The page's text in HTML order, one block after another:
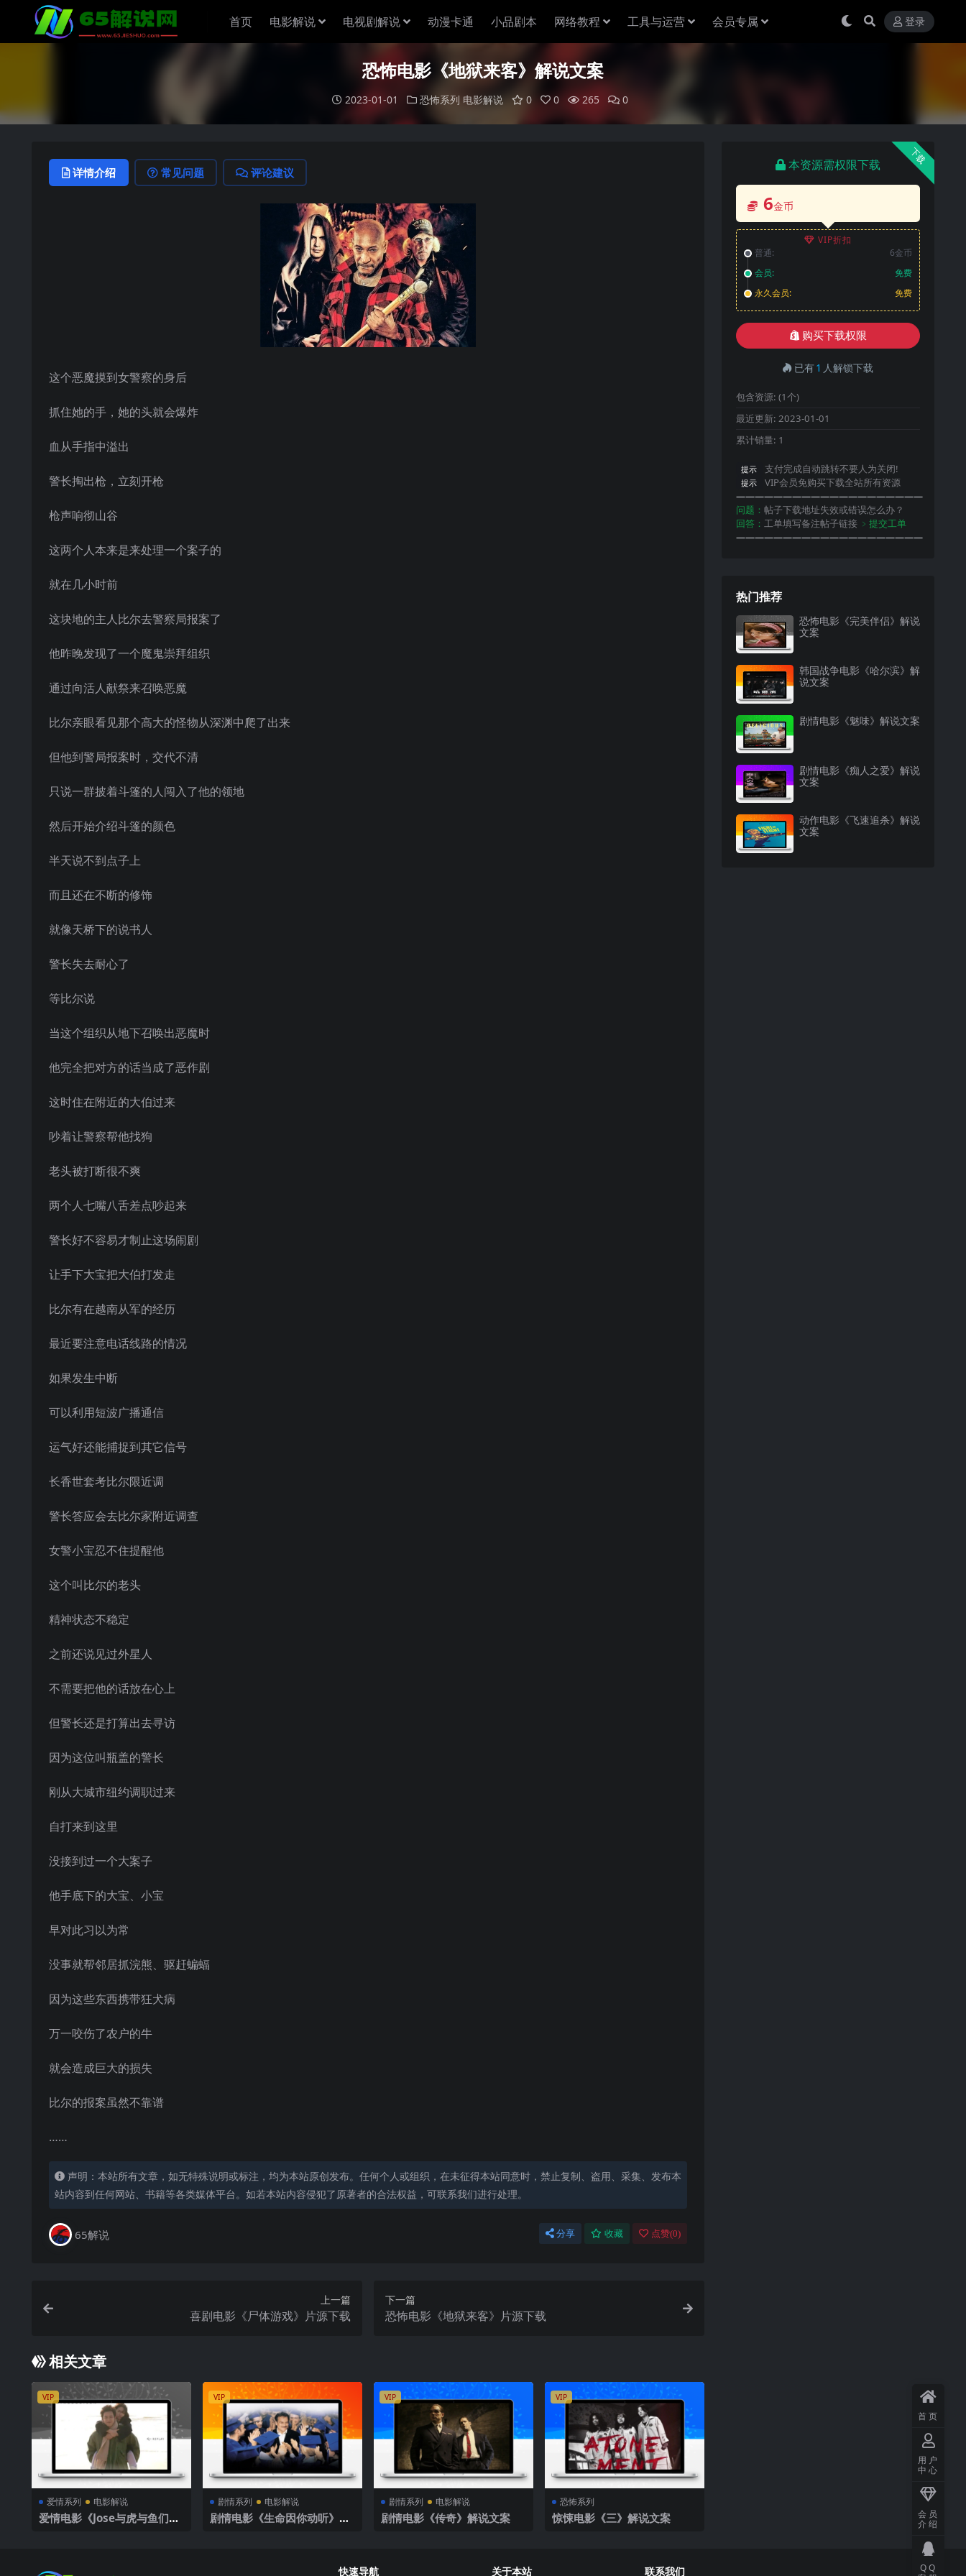
首页 电影解说 电视剧解说 动漫卡通 小品剧本 网络教程 工具与运营 会员专属 登录
恐怖电影《地狱来客》解说文案
2023-01-01 恐怖系列 电影解说 0 0 265 0
详情介绍 常见问题 评论建议
这个恶魔摸到女警察的身后
抓住她的手，她的头就会爆炸
血从手指中溢出
警长掏出枪，立刻开枪
枪声响彻山谷
这两个人本来是来处理一个案子的
就在几小时前
这块地的主人比尔去警察局报案了
他昨晚发现了一个魔鬼崇拜组织
通过向活人献祭来召唤恶魔
比尔亲眼看见那个高大的怪物从深渊中爬了出来
但他到警局报案时，交代不清
只说一群披着斗篷的人闯入了他的领地
然后开始介绍斗篷的颜色
半天说不到点子上
而且还在不断的修饰
就像天桥下的说书人
警长失去耐心了
等比尔说
当这个组织从地下召唤出恶魔时
他完全把对方的话当成了恶作剧
这时住在附近的大伯过来
吵着让警察帮他找狗
老头被打断很不爽
两个人七嘴八舌差点吵起来
警长好不容易才制止这场闹剧
让手下大宝把大伯打发走
比尔有在越南从军的经历
最近要注意电话线路的情况
如果发生中断
可以利用短波广播通信
运气好还能捕捉到其它信号
长香世套考比尔限近调
警长答应会去比尔家附近调查
女警小宝忍不住提醒他
这个叫比尔的老头
精神状态不稳定
之前还说见过外星人
不需要把他的话放在心上
但警长还是打算出去寻访
因为这位叫瓶盖的警长
刚从大城市纽约调职过来
自打来到这里
没接到过一个大案子
他手底下的大宝、小宝
早对此习以为常
没事就帮邻居抓浣熊、驱赶蝙蝠
因为这些东西携带狂犬病
万一咬伤了农户的牛
就会造成巨大的损失
比尔的报案虽然不靠谱
……
声明：本站所有文章，如无特殊说明或标注，均为本站原创发布。任何个人或组织，在未征得本站同意时，禁止复制、盗用、采集、发布本
站内容到任何网站、书籍等各类媒体平台。如若本站内容侵犯了原著者的合法权益，可联系我们进行处理。
65解说 分享 收藏 点赞(0)
上一篇
喜剧电影《尸体游戏》片源下载
下一篇
恐怖电影《地狱来客》片源下载
相关文章
VIP
爱情系列 电影解说
爱情电影《Jose与虎与鱼们》
VIP
剧情系列 电影解说
剧情电影《生命因你动听》解
VIP
剧情系列 电影解说
剧情电影《传奇》解说文案
VIP
恐怖系列
惊悚电影《三》解说文案
下载
本资源需权限下载
6金币
VIP折扣
普通:
6金币
会员:
免费
永久会员:
免费
购买下载权限
已有1 人解锁下载
包含资源: (1个)
最近更新: 2023-01-01
累计销量: 1
提示 支付完成自动跳转不要人为关闭!
提示
VIP会员免购买下载全站所有资源
————————————————————
问题： 帖子下载地址失效或错误怎么办？
回答： 工单填写备注帖子链接 ﹥提交工单
————————————————————
热门推荐
恐怖电影《完美伴侣》解说
文案
韩国战争电影《哈尔滨》解
说文案
剧情电影《魅味》解说文案
剧情电影《痴人之爱》解说
文案
动作电影《飞速追杀》解说
文案
快速导航 关于本站 联系我们
首页
用户
中心
会员
介绍
QQ